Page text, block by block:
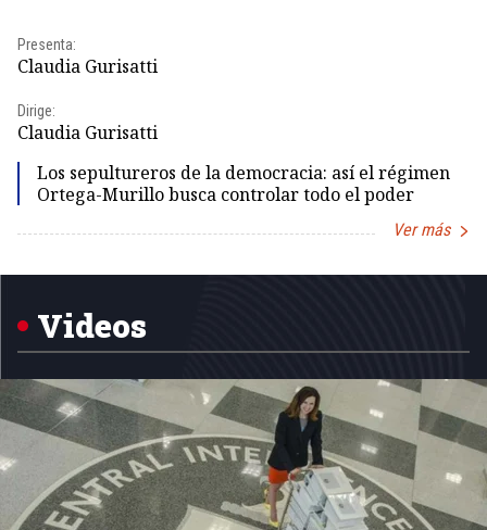
Presenta:
Claudia Gurisatti
Dirige:
Claudia Gurisatti
Los sepultureros de la democracia: así el régimen
Ortega-Murillo busca controlar todo el poder
Ver más
1
Videos